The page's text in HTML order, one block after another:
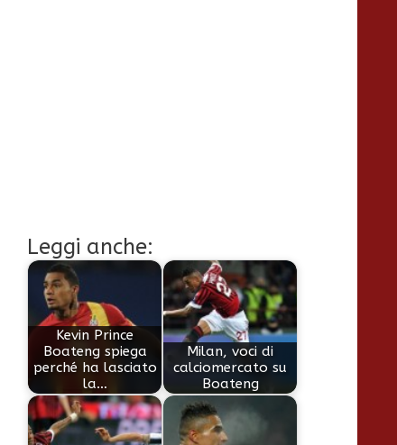
Leggi anche:
Kevin Prince
Boateng spiega
perché ha lasciato
la…
Milan, voci di
calciomercato su
Boateng